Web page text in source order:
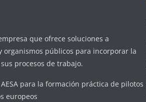
que ofrece soluciones a
organismos públicos para incorporar la
procesos de trabajo.
para la formación práctica de pilotos
europeos